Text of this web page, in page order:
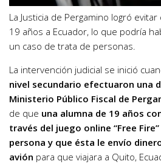
La Justicia de Pergamino logró
19 años a Ecuador, lo que podría
un caso de trata de personas.
La intervención judicial se inició
nivel secundario efectuaron una
Ministerio Público Fiscal de
de que una alumna de 19 años
través del juego online “Free
persona y que ésta le envío
avión para que viajara a Quito,